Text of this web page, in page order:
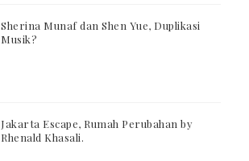
Sherina Munaf dan Shen Yue, Duplikasi
Musik?
Jakarta Escape, Rumah Perubahan by
Rhenald Khasali.